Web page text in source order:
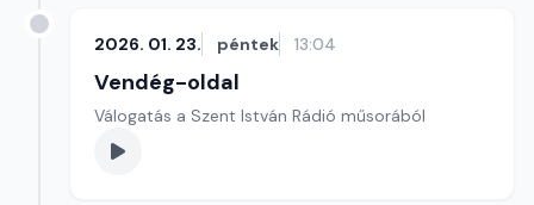
2026. 01. 23. péntek 13:04
Vendég-oldal
Válogatás a Szent István Rádió műsorából